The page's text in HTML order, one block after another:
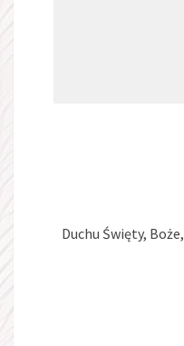
Duchu Święty, Boże,